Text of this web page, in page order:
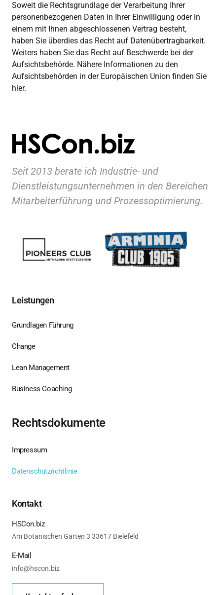
Soweit die Rechtsgrundlage der Verarbeitung Ihrer
personenbezogenen Daten in Ihrer Einwilligung oder in
einem mit Ihnen abgeschlossenen Vertrag besteht,
haben Sie überdies das Recht auf Datenübertragbarkeit.
Weiters haben Sie das Recht auf Beschwerde bei der
Aufsichtsbehörde. Nähere Informationen zu den
Aufsichtsbehörden in der Europäischen Union finden Sie
hier.
Seit 2013 berate ich Industrie- und
Dienstleistungsunternehmen in den Bereichen
Mitarbeiterführung und Prozessoptimierung.
Leistungen
Grundlagen Führung
Change
Lean Management
Business Coaching
Rechtsdokumente
Impressum
Datenschutzrichtlinie
Kontakt
HSCon.biz
Am Botanischen Garten 3 33617 Bielefeld
E-Mail
info@hscon.biz